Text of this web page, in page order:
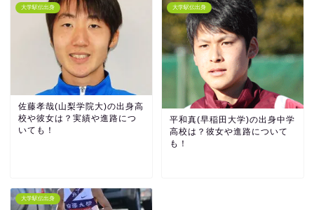
大学駅伝出身
佐藤孝哉(山梨学院大)の出身高
校や彼女は？実績や進路につ
いても！
大学駅伝出身
平和真(早稲田大学)の出身中学
高校は？彼女や進路について
も！
大学駅伝出身